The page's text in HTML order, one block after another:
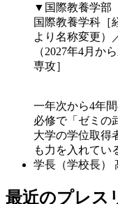
▼国際教養学部
国際教養学科［
より名称変更）
（2027年4月か
専攻］
一年次から4年
必修で「ゼミの
大学の学位取得
も力を入れてい
学長（学校長）
最近のプレス